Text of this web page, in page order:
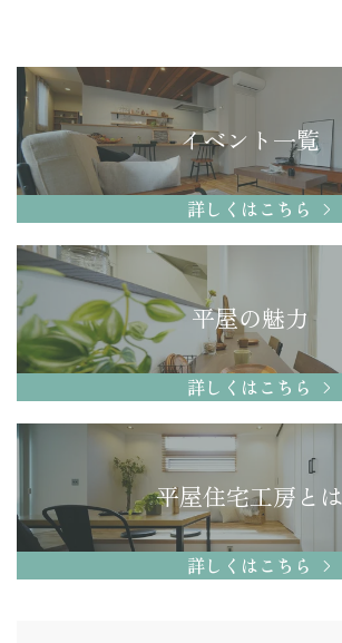
イベント一覧
詳しくはこちら
平屋の魅力
詳しくはこちら
平屋住宅工房とは
詳しくはこちら